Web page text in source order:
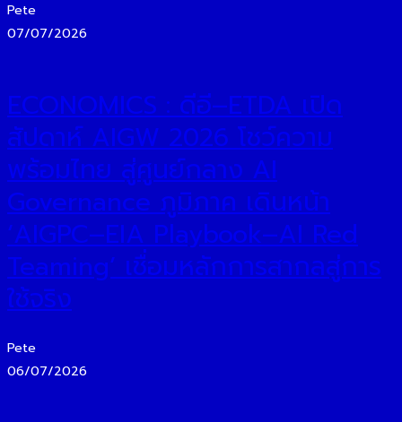
Pete
07/07/2026
ECONOMICS : ดีอี–ETDA เปิด
สัปดาห์ AIGW 2026 โชว์ความ
พร้อมไทย สู่ศูนย์กลาง AI
Governance ภูมิภาค เดินหน้า
‘AIGPC–EIA Playbook–AI Red
Teaming’ เชื่อมหลักการสากลสู่การ
ใช้จริง
Pete
06/07/2026